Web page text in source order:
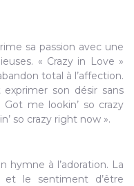
sa passion avec une
« Crazy in Love »
total à l’affection.
son désir sans
me lookin’ so crazy
so crazy right now ».
hymne à l’adoration. La
et le sentiment d’être